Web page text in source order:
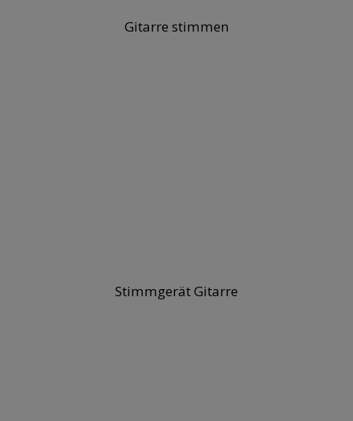
Gitarre stimmen
Stimmgerät Gitarre